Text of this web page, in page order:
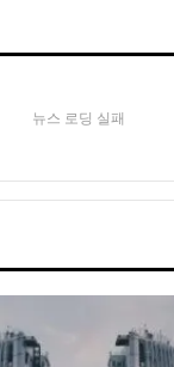
뉴스 로딩 실패